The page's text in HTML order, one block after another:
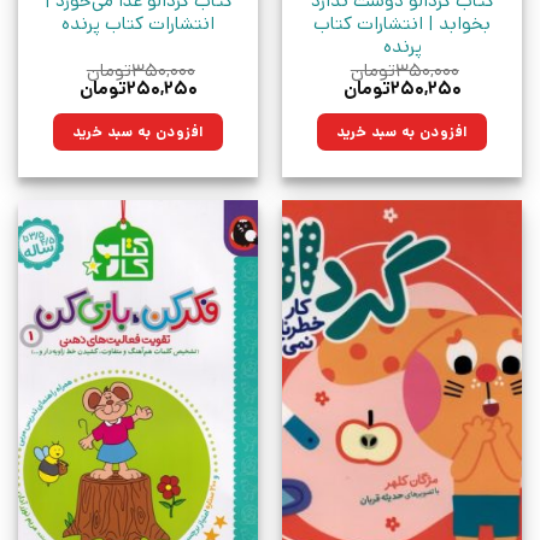
بخوابد | انتشارات کتاب
پرنده
۳۵۰,۰۰۰تومان
قیمت
۳۵۰,۰۰۰تومان
بود.
۲۵۰,۲۵۰تومان
۲۵۰,۲۵۰تومان.افزودن به سبد خرید
انتشارات کتاب پرنده
۳۵۰,۰۰۰تومان
قیمت
۳۵۰,۰۰۰تومان
بود.
۲۵۰,۲۵۰تومان
۲۵۰,۲۵۰تومان.افزودن به سبد خرید